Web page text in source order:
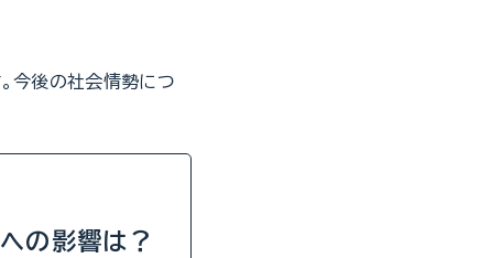
今後の社会情勢につ
への影響は？